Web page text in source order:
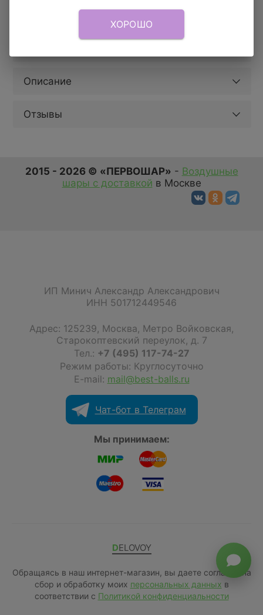
Скидка подписчикам
Описание
Отзывы
2015 - 2026 © «ПЕРВОШАР» - Воздушные
шары с доставкой в Москве
ИП Минич Александр Александрович
ИНН 501712449546
Адрес: 125239, Москва, Метро Войковская,
Старокоптевский переулок, д. 7
Тел.: +7 (495) 117-74-27
Режим работы: Круглосуточно
E-mail: mail@best-balls.ru
Чат-бот в Телеграм
Мы принимаем:
DELOVOY
Обращаясь в наш интернет-магазин, вы даете согласие на
сбор и обработку моих персональных данных в
соответствии с Политикой конфиденциальности
ХОРОШО